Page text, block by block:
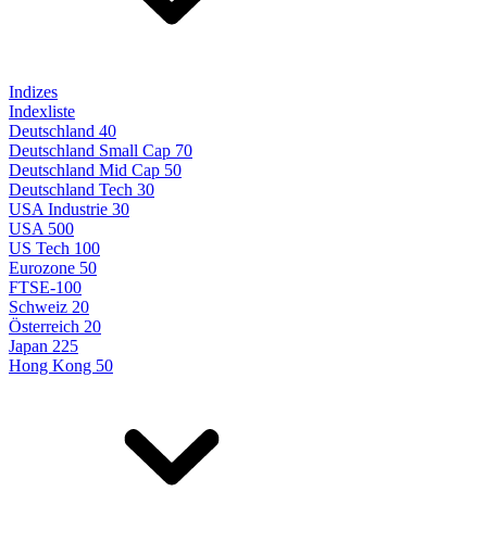
Indizes
Indexliste
Deutschland 40
Deutschland Small Cap 70
Deutschland Mid Cap 50
Deutschland Tech 30
USA Industrie 30
USA 500
US Tech 100
Eurozone 50
FTSE-100
Schweiz 20
Österreich 20
Japan 225
Hong Kong 50